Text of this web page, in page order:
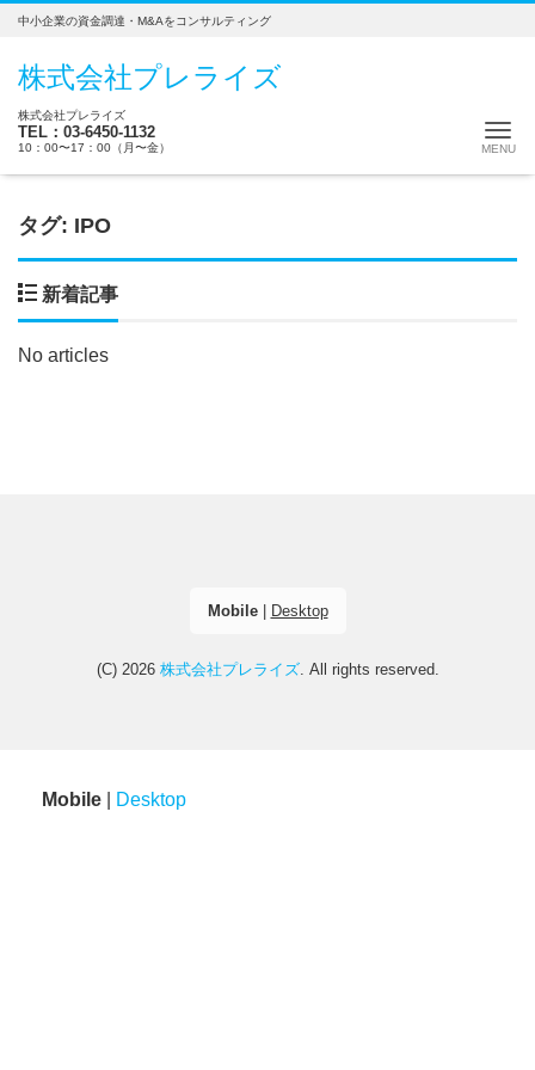
中小企業の資金調達・M&Aをコンサルティング
株式会社プレライズ
株式会社プレライズ
TEL：03-6450-1132
10：00〜17：00（月〜金）
タグ: IPO
新着記事
No articles
Mobile| Desktop
(C) 2026 株式会社プレライズ. All rights reserved.
Mobile Desktop